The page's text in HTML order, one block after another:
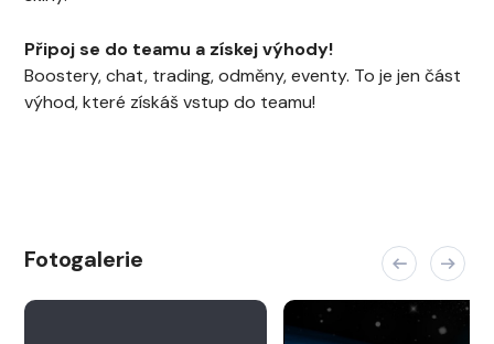
Připoj se do teamu a získej výhody!
Boostery, chat, trading, odměny, eventy. To je jen část
výhod, které získáš vstup do teamu!
Fotogalerie